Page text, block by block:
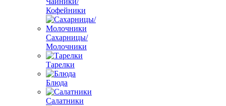
Кофейники
Сахарницы/
Молочники
Тарелки
Блюда
Салатники